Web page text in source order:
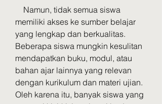
memiliki akses ke sumber belajar
yang lengkap dan berkualitas.
Beberapa siswa mungkin kesulitan
mendapatkan buku, modul, atau
bahan ajar lainnya yang relevan
dengan kurikulum dan materi ujian.
Oleh karena itu, banyak siswa yang